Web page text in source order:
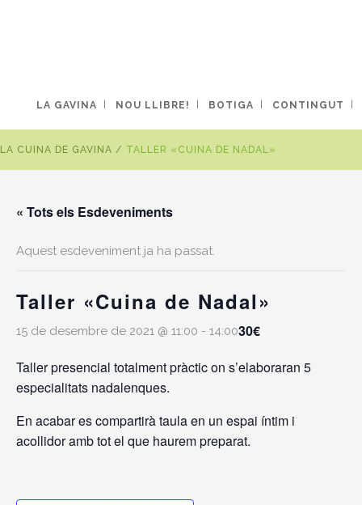
LA GAVINA NOU LLIBRE! BOTIGA CONTINGUT
LA CUINA DE GAVINA / TALLER «CUINA DE NADAL»
« Tots els Esdeveniments
Aquest esdeveniment ja ha passat.
Taller «Cuina de Nadal»
15 de desembre de 2021 @ 11:00 - 14:0030€
Taller presencial totalment pràctic on s’elaboraran 5
especialitats nadalenques.
En acabar es compartirà taula en un espai íntim i
acollidor amb tot el que haurem preparat.